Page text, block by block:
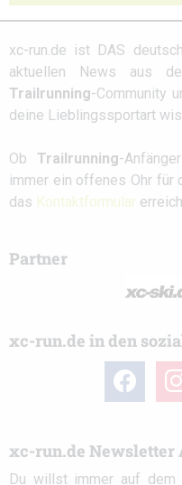
xc-run.de ist DAS
aktuellen News aus
Trailrunning-Community
deine Lieblingssportart
Ob Trailrunning-
immer ein offenes Ohr für
das Kontaktformular
Partner
xc-run.de in den
facebook
xc-run.de Newsletter
Du willst immer auf dem